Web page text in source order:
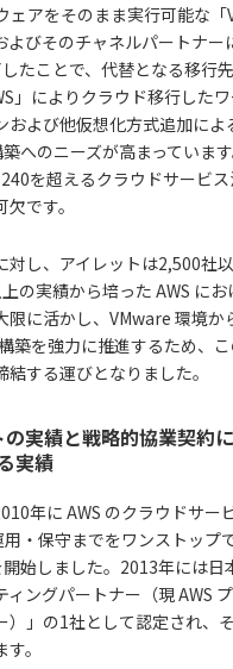
ェアをそのまま実行可能な
よびそのチャネルパートナ
たことで、代替となる移行
」によりクラウド移行した
および他仮想化方式追加によ
へのニーズが高まっていま
240を超えるクラウドサービ
です。
対し、アイレットは2,500社
の実績から培った AWS に
限に活かし、VMware 環境か
築を強力に推進するため、
する運びとなりました。
実績と戦略的協業契約
実績
年に AWS のクラウドサー
・保守までをワンストップ
始しました。2013年には日
ィングパートナー（現 AWS
）」の1社として認定され、
。